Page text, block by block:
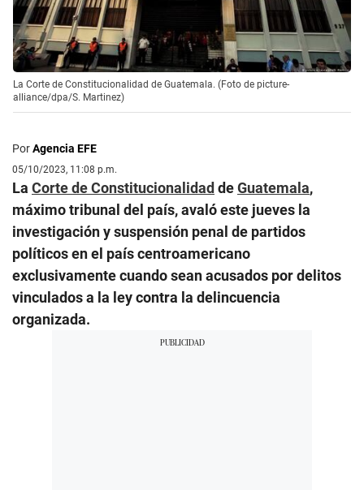
La Corte de Constitucionalidad de Guatemala. (Foto de picture-
alliance/dpa/S. Martinez)
PorAgencia EFE
05/10/2023, 11:08 p.m.
La Corte de ConstitucionalidaddeGuatemala,
máximo tribunal del país, avaló este jueves la
investigación y suspensión penal de partidos
políticos en el país centroamericano
exclusivamente cuando sean acusados por delitos
vinculados a la ley contra la delincuencia
organizada.